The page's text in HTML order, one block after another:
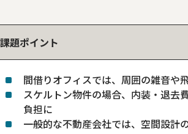
課題ポイント
間借りオフィスでは、周囲の雑音や
スケルトン物件の場合、内装・退去
負担に
一般的な不動産会社では、空間設計